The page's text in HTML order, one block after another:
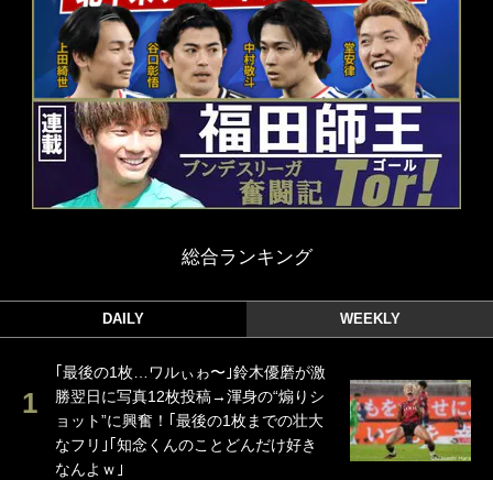
総合ランキング
DAILY WEEKLY
｢最後の1枚…ワルぃゎ〜｣鈴木優磨が激
勝翌日に写真12枚投稿→渾身の“煽りシ
ョット”に興奮！｢最後の1枚までの壮大
なフリ｣｢知念くんのことどんだけ好き
なんよｗ｣